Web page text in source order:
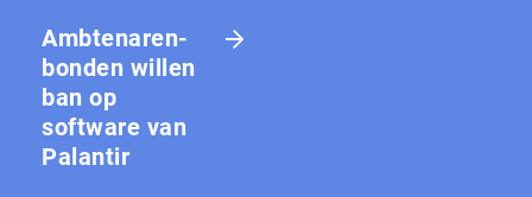
Amb­te­na­ren­
bon­den willen
ban op
software van
Palantir